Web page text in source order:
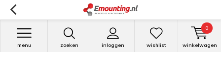
zoeken inloggen
menu wishlist winkelwagen
0